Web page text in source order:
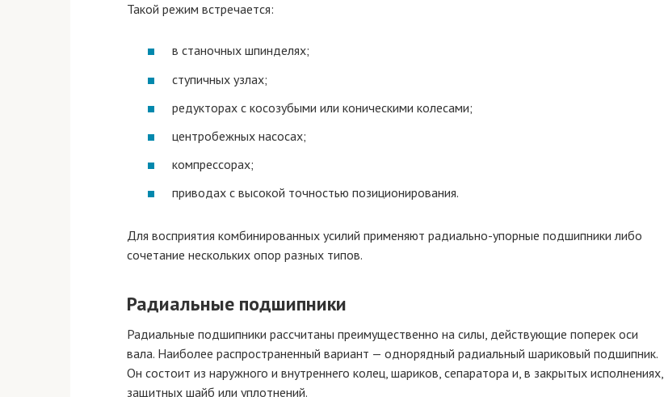
Такой режим встречается:
в станочных шпинделях;
ступичных узлах;
редукторах с косозубыми или коническими колесами;
центробежных насосах;
компрессорах;
приводах с высокой точностью позиционирования.
Для восприятия комбинированных усилий применяют радиально-упорные подшипники либо
сочетание нескольких опор разных типов.
Радиальные подшипники
Радиальные подшипники рассчитаны преимущественно на силы, действующие поперек оси
вала. Наиболее распространенный вариант — однорядный радиальный шариковый подшипник.
Он состоит из наружного и внутреннего колец, шариков, сепаратора и, в закрытых исполнениях,
защитных шайб или уплотнений.